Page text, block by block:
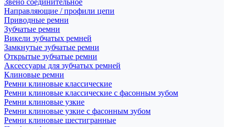
Звено соединительное
Направляющие / профили цепи
Приводные ремни
Зубчатые ремни
Викели зубчатых ремней
Замкнутые зубчатые ремни
Открытые зубчатые ремни
Аксессуары для зубчатых ремней
Клиновые ремни
Ремни клиновые классические
Ремни клиновые классические с фасонным зубом
Ремни клиновые узкие
Ремни клиновые узкие с фасонным зубом
Ремни клиновые шестигранные